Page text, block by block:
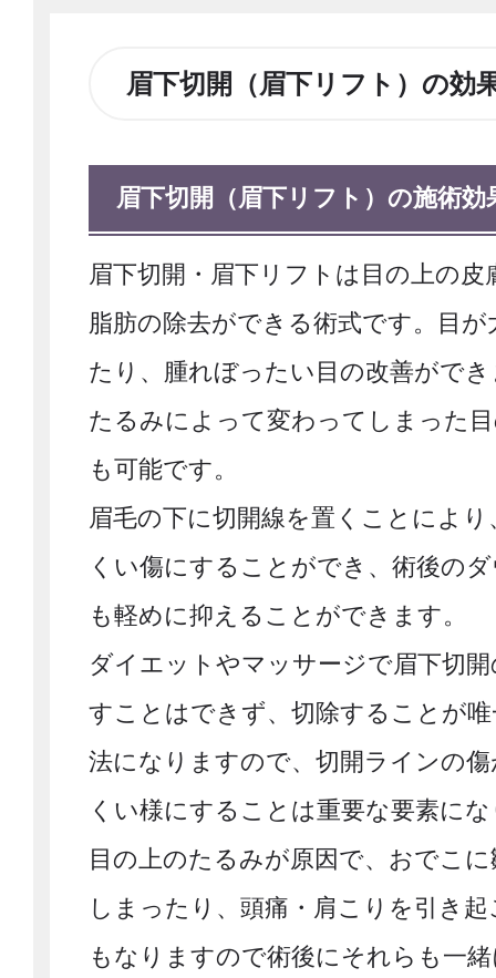
眉下切開（眉下リフト）の効
眉下切開（眉下リフト）の施術効
眉下切開・眉下リフトは目の上の皮
脂肪の除去ができる術式です。目が
たり、腫れぼったい目の改善がで
たるみによって変わってしまった
も可能です。
眉毛の下に切開線を置くことにより
くい傷にすることができ、術後の
も軽めに抑えることができます。
ダイエットやマッサージで眉下切
すことはできず、切除することが
法になりますので、切開ラインの
くい様にすることは重要な要素に
目の上のたるみが原因で、おでこ
しまったり、頭痛・肩こりを引き
もなりますので術後にそれらも一